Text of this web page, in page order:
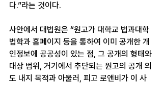
다.”라는 것이다.
사안에서 대법원은 “원고가 대학교 법과대학
법학과 홈페이지 등을 통하여 이미 공개한 개
인정보에 공공성이 있는 점, 그 공개의 형태와
대상 범위, 거기에서 추단되는 원고의 공개 의
도 내지 목적과 아울러, 피고 로앤비가 이 사